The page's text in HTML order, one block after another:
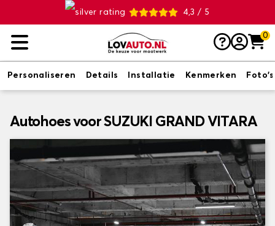
4,3 / 5
0
Personaliseren Details Installatie Kenmerken Foto's
Autohoes voor SUZUKI GRAND VITARA